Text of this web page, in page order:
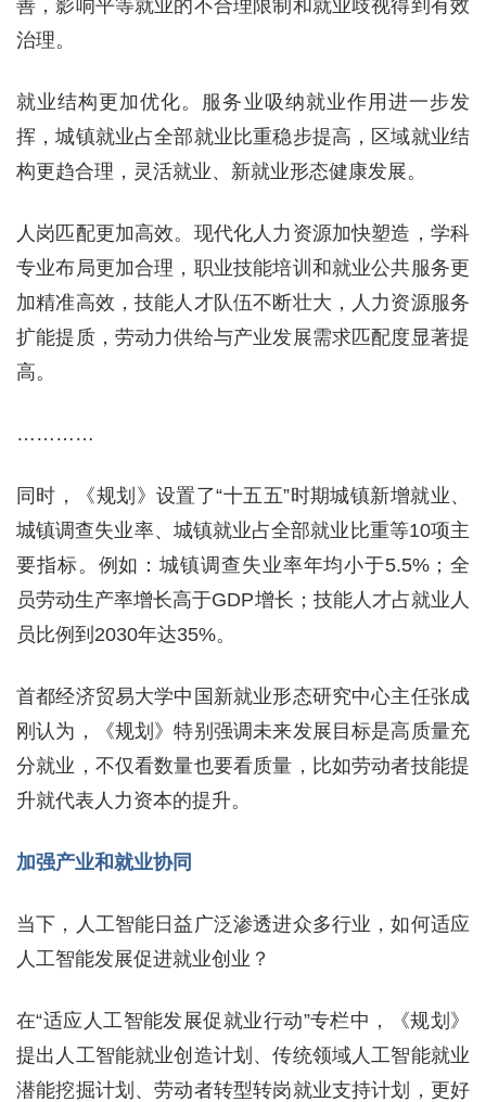
善，影响平等就业的不合理限制和就业歧视得到有效
治理。
就业结构更加优化。服务业吸纳就业作用进一步发
挥，城镇就业占全部就业比重稳步提高，区域就业结
构更趋合理，灵活就业、新就业形态健康发展。
人岗匹配更加高效。现代化人力资源加快塑造，学科
专业布局更加合理，职业技能培训和就业公共服务更
加精准高效，技能人才队伍不断壮大，人力资源服务
扩能提质，劳动力供给与产业发展需求匹配度显著提
高。
…………
同时，《规划》设置了“十五五”时期城镇新增就业、
城镇调查失业率、城镇就业占全部就业比重等10项主
要指标。例如：城镇调查失业率年均小于5.5%；全
员劳动生产率增长高于GDP增长；技能人才占就业人
员比例到2030年达35%。
首都经济贸易大学中国新就业形态研究中心主任张成
刚认为，《规划》特别强调未来发展目标是高质量充
分就业，不仅看数量也要看质量，比如劳动者技能提
升就代表人力资本的提升。
加强产业和就业协同
当下，人工智能日益广泛渗透进众多行业，如何适应
人工智能发展促进就业创业？
在“适应人工智能发展促就业行动”专栏中，《规划》
提出人工智能就业创造计划、传统领域人工智能就业
潜能挖掘计划、劳动者转型转岗就业支持计划，更好